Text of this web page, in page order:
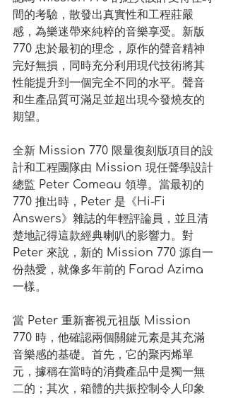
間的考驗，散發出真實性和工程莊嚴
感，為樂迷帶來純粹的音樂享受。新版
770 忠於最初的理念，原作的聲音精神
完好無損，同時充分利用現代技術將其
性能提升到一個完全不同的水平。聲音
和生產品質可滿足並超出現今發燒友的
期望。
全新 Mission 770 限量復刻版項目的設
計和工程團隊由 Mission 現任聲學設計
總監 Peter Comeau 領導。當最初的
770 推出時，Peter 是《Hi-Fi
Answers》雜誌的年輕評論員，並且清
楚地記得這款經典喇叭的影響力。對
Peter 來說，新的 Mission 770 源自一
份熱愛，就像多年前的 Farad Azima
一樣。
當 Peter 重新審視元祖版 Mission
770 時，他確認兩個關鍵元素是其充滿
音樂感的基礎。首先，它的聚丙烯單
元，據稱在當時的消費產品中是獨一無
二的；其次，箱體的共振控制令人印象